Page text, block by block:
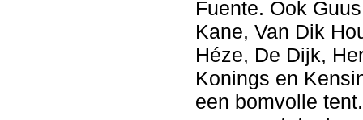
Fuente. Ook
Kane, Van Dik
Héze, De Dijk,
Konings en
een bomvolle